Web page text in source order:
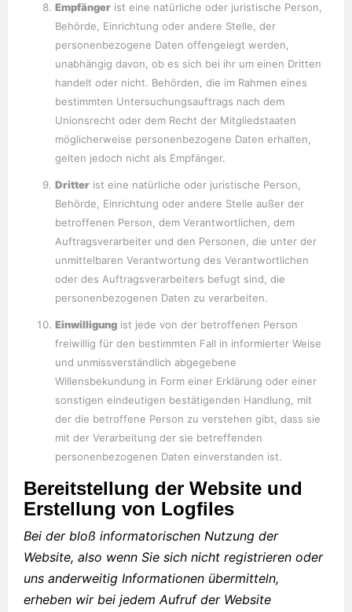
Empfänger ist eine natürliche oder juristische Person,
Behörde, Einrichtung oder andere Stelle, der
personenbezogene Daten offengelegt werden,
unabhängig davon, ob es sich bei ihr um einen Dritten
handelt oder nicht. Behörden, die im Rahmen eines
bestimmten Untersuchungsauftrags nach dem
Unionsrecht oder dem Recht der Mitgliedstaaten
möglicherweise personenbezogene Daten erhalten,
gelten jedoch nicht als Empfänger.
Dritter ist eine natürliche oder juristische Person,
Behörde, Einrichtung oder andere Stelle außer der
betroffenen Person, dem Verantwortlichen, dem
Auftragsverarbeiter und den Personen, die unter der
unmittelbaren Verantwortung des Verantwortlichen
oder des Auftragsverarbeiters befugt sind, die
personenbezogenen Daten zu verarbeiten.
Einwilligung ist jede von der betroffenen Person
freiwillig für den bestimmten Fall in informierter Weise
und unmissverständlich abgegebene
Willensbekundung in Form einer Erklärung oder einer
sonstigen eindeutigen bestätigenden Handlung, mit
der die betroffene Person zu verstehen gibt, dass sie
mit der Verarbeitung der sie betreffenden
personenbezogenen Daten einverstanden ist.
Bereitstellung der Website und
Erstellung von Logfiles
Bei der bloß informatorischen Nutzung der
Website, also wenn Sie sich nicht registrieren oder
uns anderweitig Informationen übermitteln,
erheben wir bei jedem Aufruf der Website